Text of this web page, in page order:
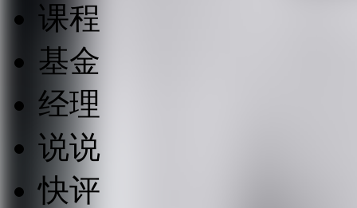
课程
基金
经理
说说
快评